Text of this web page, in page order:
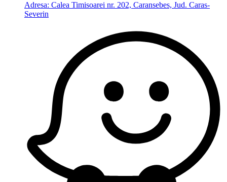
Adresa: Calea Timisoarei nr. 202, Caransebes, Jud. Caras-
Severin